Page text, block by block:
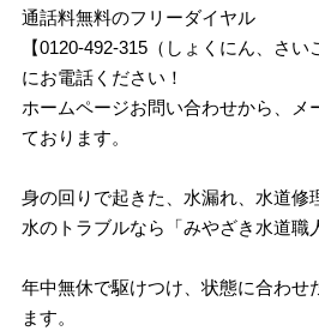
通話料無料のフリーダイヤル
【0120-492-315（しょくにん、さ
にお電話ください！
ホームページお問い合わせから、メ
ております。
身の回りで起きた、水漏れ、水道修
水のトラブルなら「みやざき水道職
年中無休で駆けつけ、状態に合わせ
ます。